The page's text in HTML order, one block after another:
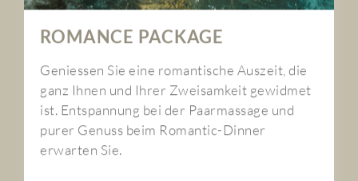
ROMANCE PACKAGE
Geniessen Sie eine romantische Auszeit, die
ganz Ihnen und Ihrer Zweisamkeit gewidmet
ist. Entspannung bei der Paarmassage und
purer Genuss beim Romantic-Dinner
erwarten Sie.